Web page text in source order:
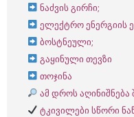
ნაძვის გირჩი;
ელექტრო ენერგიის
ბოსტნეული;
გაყინული თევზი
თოჯინა
ამ დროს აღინიშნება
ტკივილები სწორი